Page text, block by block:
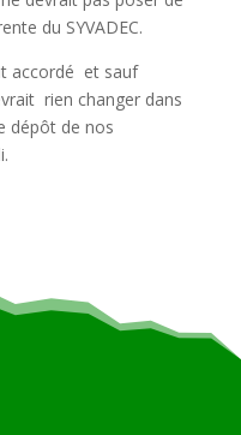
du SYVADEC.
accordé et sauf
rien changer dans
dépôt de nos